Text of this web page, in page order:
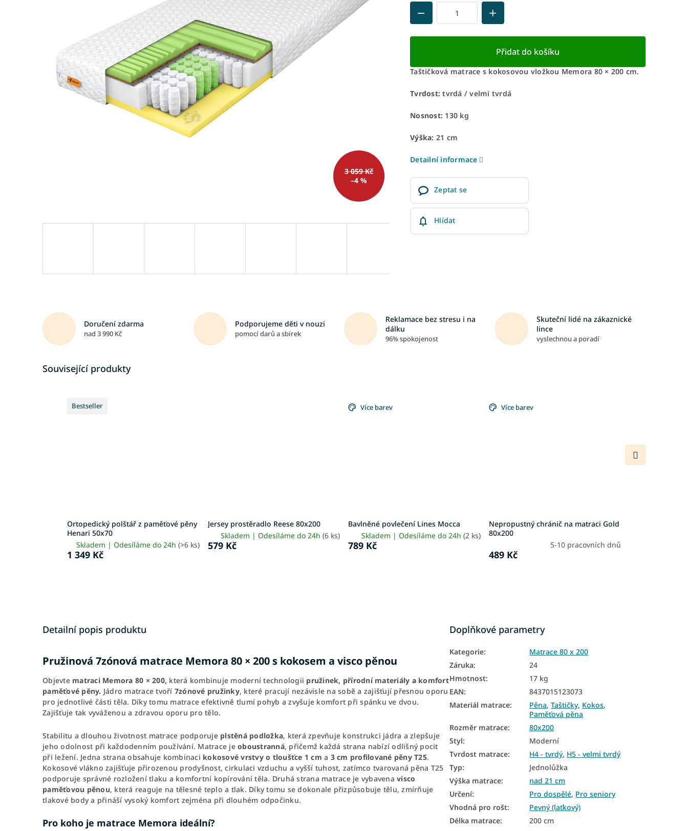
3 059 Kč
–4 %
Přidat do košíku
Taštičková matrace s kokosovou vložkou Memora 80 × 200 cm.
Tvrdost: tvrdá / velmi tvrdá
Nosnost: 130 kg
Výška: 21 cm
Detailní informace
Zeptat se
Hlídat
Doručení zdarma
nad 3 990 Kč
Podporujeme děti v nouzi
pomocí darů a sbírek
Reklamace bez stresu i na
dálku
96% spokojenost
Skuteční lidé na zákaznické
lince
vyslechnou a poradí
Související produkty
Bestseller
Ortopedický polštář z paměťové pěny
Henari 50x70
Skladem | Odesíláme do 24h (>6 ks)
1 349 Kč
Jersey prostěradlo Reese 80x200
Skladem | Odesíláme do 24h (6 ks)
579 Kč
Více barev
Bavlněné povlečení Lines Mocca
Skladem | Odesíláme do 24h (2 ks)
789 Kč
Více barev
Nepropustný chránič na matraci Gold
80x200
5-10 pracovních dnů
489 Kč
Další
produkt
Detailní popis produktu
Pružinová 7zónová matrace Memora 80 × 200 s kokosem a visco pěnou
Objevte matraci Memora 80 × 200, která kombinuje moderní technologii pružinek, přírodní materiály a komfort
paměťové pěny. Jádro matrace tvoří 7zónové pružinky, které pracují nezávisle na sobě a zajišťují přesnou oporu
pro jednotlivé části těla. Díky tomu matrace efektivně tlumí pohyb a zvyšuje komfort při spánku ve dvou.
Zajišťuje tak vyváženou a zdravou oporu pro tělo.
Stabilitu a dlouhou životnost matrace podporuje plstěná podložka, která zpevňuje konstrukci jádra a zlepšuje
jeho odolnost při každodenním používání. Matrace je oboustranná, přičemž každá strana nabízí odlišný pocit
při ležení. Jedna strana obsahuje kombinaci kokosové vrstvy o tloušťce 1 cm a 3 cm profilované pěny T25.
Kokosové vlákno zajišťuje přirozenou prodyšnost, cirkulaci vzduchu a vyšší tuhost, zatímco tvarovaná pěna T25
podporuje správné rozložení tlaku a komfortní kopírování těla. Druhá strana matrace je vybavena visco
paměťovou pěnou, která reaguje na tělesné teplo a tlak. Díky tomu se dokonale přizpůsobuje tělu, zmírňuje
tlakové body a přináší vysoký komfort zejména při dlouhém odpočinku.
Pro koho je matrace Memora ideální?
Doplňkové parametry
Kategorie:
Matrace 80 x 200
Záruka:
24
Hmotnost:
17 kg
EAN:
8437015123073
Materiál matrace: Pěna,Taštičky, Kokos,
Paměťová pěna
Rozměr matrace:
80x200
Styl:
Moderní
Tvrdost matrace: H4 - tvrdý, H5 - velmi tvrdý
Typ:
Jednolůžka
Výška matrace:
nad 21 cm
Určení: Pro dospělé, Pro seniory
Vhodná pro rošt:
Pevný (laťkový)
Délka matrace:
200 cm